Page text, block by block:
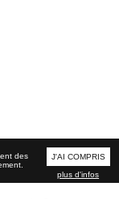
des
J'AI COMPRIS
plus d'infos